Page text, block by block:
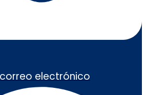
correo electrónico